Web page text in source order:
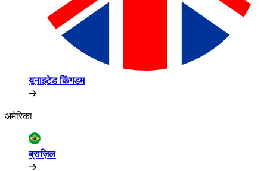
यूनाइटेड किंगडम​​
अमेरिका​​
ब्राज़िल​​